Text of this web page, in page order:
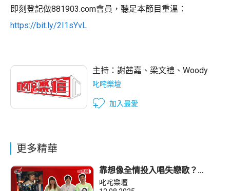
即刻登記做881903.com會員，聽足本節目重溫：
https://bit.ly/2I1sYvL
主持： 謝茜嘉 、 梁文禮 、 Woody
叱咤樂壇
加入最愛
更多精華
靠想像全情投入唱失戀歌？
Caleb梁崇希：暫時未經歷分手
叱咤樂壇